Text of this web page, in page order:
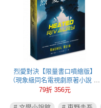
烈愛對決【限量書口噴繪版】
（現象級同名電視劇原著小說 全
球冰球羅曼史狂潮代表作）
79折 356元